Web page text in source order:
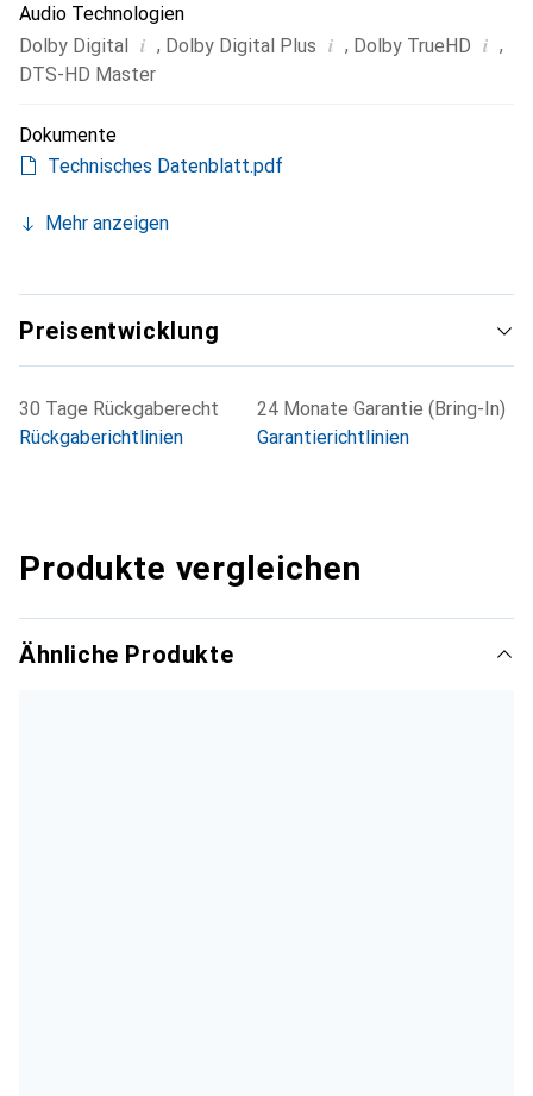
Auflösung geniessen Sie Filme in realitätsnaher
Darstellung mit satten, lebendigen Farben und hoher
Detailschärfe. Zudem ist der Player abwärtskompatibel,
Audio Technologien
Dolby Digital i , Dolby Digital Plus i , Dolby TrueHD i ,
DTS-HD Master
Dokumente
Technisches Datenblatt.pdf
Mehr anzeigen
Preisentwicklung
30 Tage Rückgaberecht
Rückgaberichtlinien
24 Monate Garantie (Bring-In)
Garantierichtlinien
Produkte vergleichen
Ähnliche Produkte